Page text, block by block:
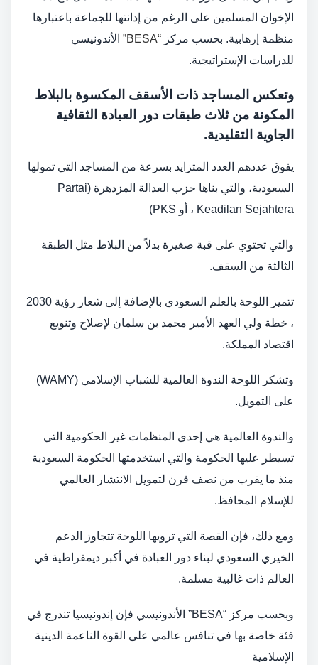
الإخوان المسلمين على الرغم من إدانتها للجماعة باعتبارها
منظمة إرهابية. بحسب مركز “BESA”
الأندونيسي
للدراسات الإستراتيجية.
وتعكس المساجد ذات الأسقف المكسوة بالبلاط
المكونة من ثلاث طبقات دور العبادة الثقافية
الجاوية التقليدية.
يفوق عددهم العدد المتزايد بسرعة من المساجد التي تمولها
السعودية، والتي بناها حزب العدالة المزدهرة (Partai
Keadilan Sejahtera ، أو PKS)
والتي تحتوي على قبة صغيرة بدلاً من البلاط مثل الطبقة
الثالثة من السقف.
تتميز اللوحة بالعلم السعودي بالإضافة إلى شعار رؤية 2030
، خطة ولي العهد الأمير محمد بن سلمان لإصلاح وتنويع
اقتصاد المملكة.
وتشكر اللوحة الندوة العالمية للشباب الإسلامي (WAMY)
على التمويل.
والندوة العالمية هي إحدى المنظمات غير الحكومية التي
تسيطر عليها الحكومة والتي استخدمتها الحكومة السعودية
منذ ما يقرب من نصف قرن لتمويل الانتشار العالمي
للإسلام المحافظ.
ومع ذلك، فإن القصة التي ترويها اللوحة تتجاوز الدعم
الخيري السعودي لبناء دور العبادة في أكبر ديمقراطية في
العالم ذات غالبية مسلمة.
وبحسب مركز “BESA” الأندونيسي فإن إندونيسيا تندرج في
فئة خاصة بها في تنافس عالمي على القوة الناعمة الدينية
الإسلامية